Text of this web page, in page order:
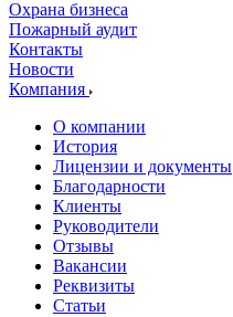
Охрана бизнеса
Пожарный аудит
Контакты
Новости
Компания
О компании
История
Лицензии и документы
Благодарности
Клиенты
Руководители
Отзывы
Вакансии
Реквизиты
Статьи